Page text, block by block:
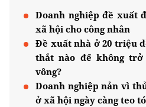
Doanh nghiệp đề xuất
xã hội cho công nhân
Đề xuất nhà ở 20 triệu
thắt nào để không
vông?
Doanh nghiệp nản vì
ở xã hội ngày càng teo